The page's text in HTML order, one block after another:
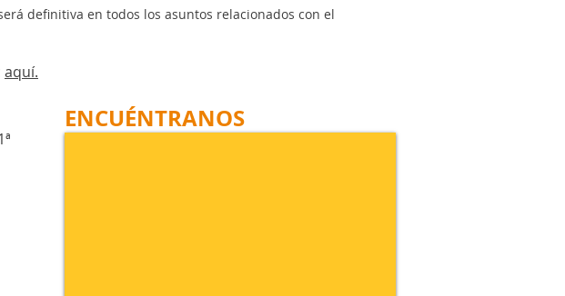
definitiva en todos los asuntos relacionados con el
aquí.
ENCUÉNTRANOS